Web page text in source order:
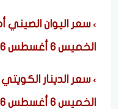
سعر اليوان الصيني
الخميس 6 أغسطس 2026
سعر الدينار
الخميس 6 أغسطس 2026